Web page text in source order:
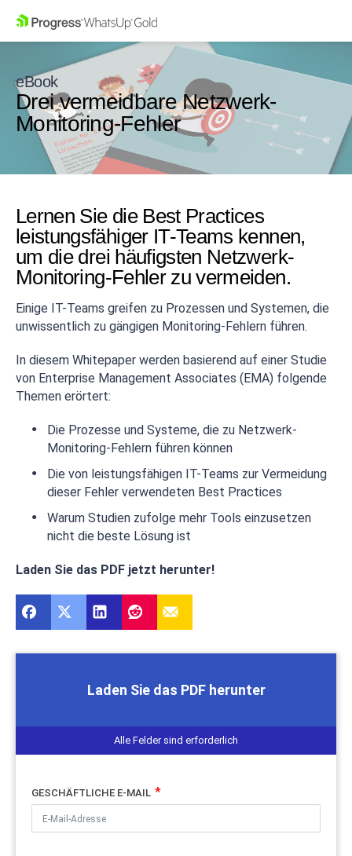
eBook
Drei vermeidbare Netzwerk-
Monitoring-Fehler
Lernen Sie die Best Practices
leistungsfähiger IT-Teams kennen,
um die drei häufigsten Netzwerk-
Monitoring-Fehler zu vermeiden.
Einige IT-Teams greifen zu Prozessen und Systemen, die
unwissentlich zu gängigen Monitoring-Fehlern führen.
In diesem Whitepaper werden basierend auf einer Studie
von Enterprise Management Associates (EMA) folgende
Themen erörtert:
Die Prozesse und Systeme, die zu Netzwerk-
Monitoring-Fehlern führen können
Die von leistungsfähigen IT-Teams zur Vermeidung
dieser Fehler verwendeten Best Practices
Warum Studien zufolge mehr Tools einzusetzen
nicht die beste Lösung ist
Laden Sie das PDF jetzt herunter!
Laden Sie das PDF herunter
Alle Felder sind erforderlich
GESCHÄFTLICHE E-MAIL